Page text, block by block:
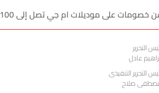
على موديلات ام جي تصل إلى 100 ألف جنيه
التحرير
عادل
التحرير التنفيذى
صلاح